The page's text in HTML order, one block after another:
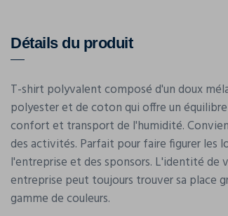
Détails du produit
T-shirt polyvalent composé d'un doux
polyester et de coton qui offre un
confort et transport de l'humidité.
des activités. Parfait pour faire figurer les
l'entreprise et des sponsors. L'identité de
entreprise peut toujours trouver sa place
gamme de couleurs.